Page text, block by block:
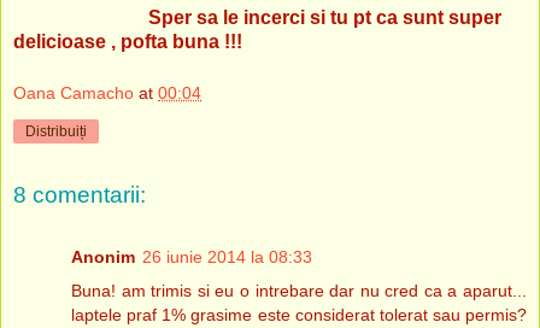
Sper sa le incerci si tu pt ca sunt super
delicioase , pofta buna !!!
Oana Camacho at 00:04
Distribuiți
8 comentarii:
Anonim 26 iunie 2014 la 08:33
Buna! am trimis si eu o intrebare dar nu cred ca a aparut...
laptele praf 1% grasime este considerat tolerat sau permis?